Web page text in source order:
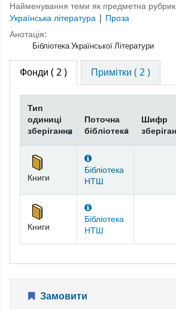
Найменування теми як предметна
Українська література | Проза
Анотація:
Бібліотека Української Літератури
Фонди ( 2 ) Примітки ( 2 )
Тип
одиниці
зберігання
Поточна
бібліотека
Шифр
Книги
Бібліотека
НТШ
Книги
Бібліотека
НТШ
Замовити